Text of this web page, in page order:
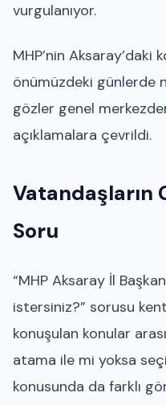
vurgulanıyor.
MHP’nin Aksaray’daki
önümüzdeki günlerde
gözler genel
açıklamalara çevrildi.
Vatandaşların
Soru
“MHP Aksaray İl
istersiniz?” sorusu
konuşulan konular
atama ile mi yoksa
konusunda da farklı